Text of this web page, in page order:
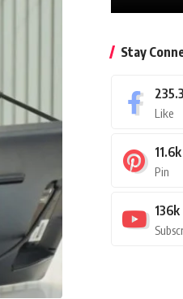
Stay
Like
11.6k
Pin
136k